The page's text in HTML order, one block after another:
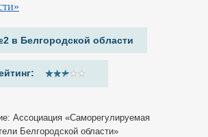
в Белгородской области
Ассоциация «Саморегулируемая
Белгородской области»